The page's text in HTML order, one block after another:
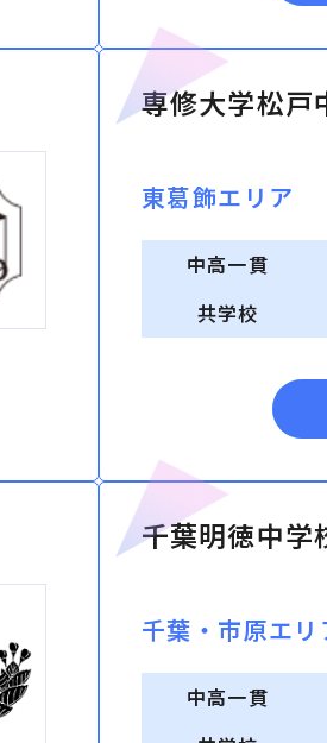
専修大学松戸
東葛飾エリア
中高一貫
共学校
千葉明徳中学
千葉・市原エリ
中高一貫